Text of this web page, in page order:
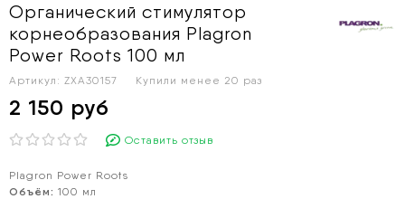
Органический стимулятор
корнеобразования Plagron
Power Roots 100 мл
Артикул: ZXA30157 Купили менее 20 раз
2 150 руб
Оставить отзыв
Plagron Power Roots
Объём: 100 мл